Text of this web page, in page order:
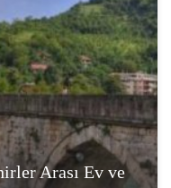
Arası Ev ve